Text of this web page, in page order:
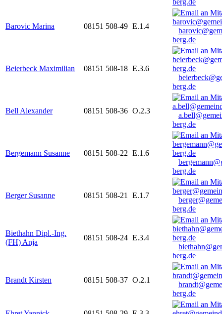
berg.de
Barovic Marina 08151 508-49 E.1.4
berg.de
Beierbeck Maximilian 08151 508-18 E.3.6
berg.de
Bell Alexander 08151 508-36 O.2.3
berg.de
Bergemann Susanne 08151 508-22 E.1.6
berg.de
Berger Susanne 08151 508-21 E.1.7
berg.de
Biethahn Dipl.-Ing.
(FH) Anja
08151 508-24 E.3.4
berg.de
Brandt Kirsten 08151 508-37 O.2.1
berg.de